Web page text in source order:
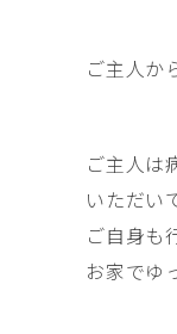
ご主人か
ご主人は
いただい
ご自身も
お家でゆ